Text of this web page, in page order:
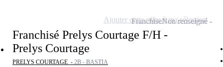
Franchisé Prelys Courtage F/H -
Prelys Courtage
PRELYS COURTAGE - 2B - BASTIA
FranchiseNon renseigné
Ajouter cette offre à ma sélection